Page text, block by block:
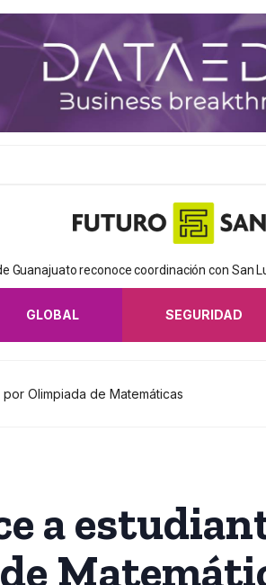
Guanajuato reconoce coordinación con San
GLOBAL SEGURIDAD
Olimpiada de Matemáticas
a